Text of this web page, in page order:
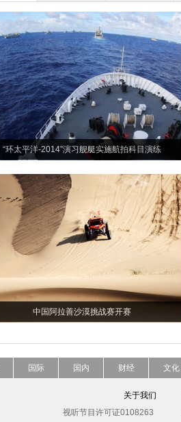
“环太平洋-2014”演习舰艇实施航拍科目演练
中国阿拉善沙漠挑战赛开赛
国际 国内 财经 文化
关于我们
视听节目许可证0108263